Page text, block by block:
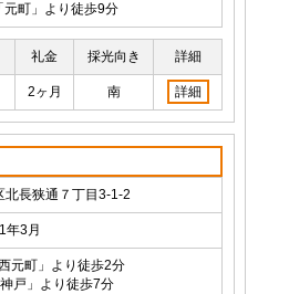
町」より徒歩9分
礼金 採光向き 詳細
2ヶ月 南 詳細
北長狭通７丁目3-1-2
年3月
元町」より徒歩2分
戸」より徒歩7分